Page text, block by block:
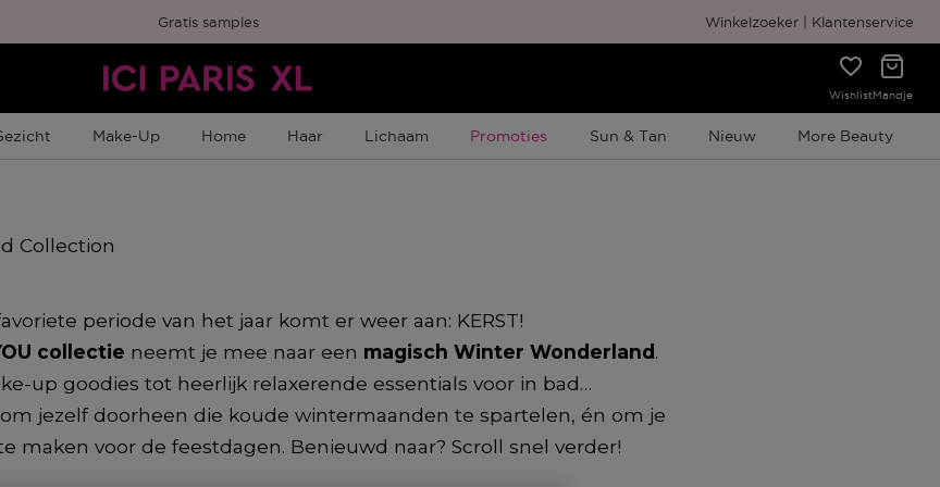
Gratis samples Gratis cadeauverpakking
Winkelzoeker Klantenservice
WishlistMandje
Make-Up Home Haar Lichaam Tijdelijke Promotie
Promoties Sun & Tan Nieuw More Beauty
periode van het jaar komt er weer aan: KERST!
collectie neemt je mee naar een magisch Winter Wonderland.
up goodies tot heerlijk relaxerende essentials voor in bad…
jezelf doorheen die koude wintermaanden te spartelen, én om je
maken voor de feestdagen. Benieuwd naar? Scroll snel verder!